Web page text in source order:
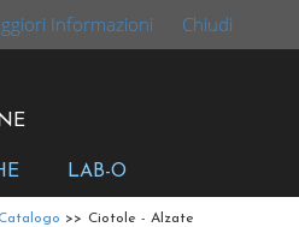
LAB-O
Ciotole - Alzate
Catalogo >>
Informazioni Chiudi